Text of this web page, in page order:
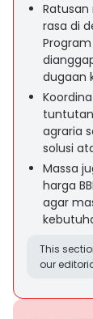
Ratusan
rasa di
dugaan
agraria
solusi
Massa
harga
agar
This
our